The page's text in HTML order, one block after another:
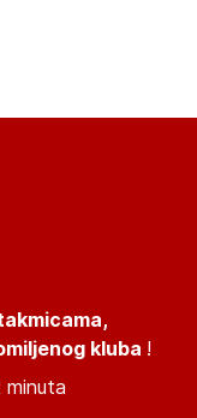
kluba !